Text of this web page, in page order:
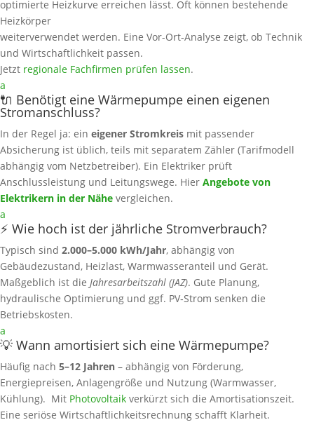
optimierte Heizkurve erreichen lässt. Oft können bestehende
Heizkörper
weiterverwendet werden. Eine Vor-Ort‑Analyse zeigt, ob Technik
und Wirtschaftlichkeit passen.
Jetzt regionale Fachfirmen prüfen lassen.
a
🔌 Benötigt eine Wärmepumpe einen eigenen
Stromanschluss?
In der Regel ja: ein eigener Stromkreis mit passender
Absicherung ist üblich, teils mit separatem Zähler (Tarifmodell
abhängig vom Netzbetreiber). Ein Elektriker prüft
Anschlussleistung und Leitungswege. Hier Angebote von
Elektrikern in der Nähe vergleichen.
a
⚡ Wie hoch ist der jährliche Stromverbrauch?
Typisch sind 2.000–5.000 kWh/Jahr, abhängig von
Gebäudezustand, Heizlast, Warmwasseranteil und Gerät.
Maßgeblich ist die Jahresarbeitszahl (JAZ). Gute Planung,
hydraulische Optimierung und ggf. PV‑Strom senken die
Betriebskosten.
a
💡 Wann amortisiert sich eine Wärmepumpe?
Häufig nach 5–12 Jahren – abhängig von Förderung,
Energiepreisen, Anlagengröße und Nutzung (Warmwasser,
Kühlung). Mit Photovoltaik verkürzt sich die Amortisationszeit.
Eine seriöse Wirtschaftlichkeitsrechnung schafft Klarheit.